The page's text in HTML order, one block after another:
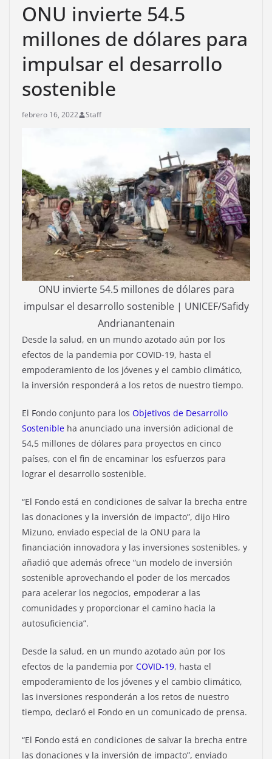
ONU invierte 54.5
millones de dólares para
impulsar el desarrollo
sostenible
febrero 16, 2022 Staff
ONU invierte 54.5 millones de dólares para
impulsar el desarrollo sostenible | UNICEF/Safidy
Andrianantenain
Desde la salud, en un mundo azotado aún por los
efectos de la pandemia por COVID-19, hasta el
empoderamiento de los jóvenes y el cambio climático,
la inversión responderá a los retos de nuestro tiempo.
El Fondo conjunto para los Objetivos de Desarrollo
Sostenible ha anunciado una inversión adicional de
54,5 millones de dólares para proyectos en cinco
países, con el fin de encaminar los esfuerzos para
lograr el desarrollo sostenible.
“El Fondo está en condiciones de salvar la brecha entre
las donaciones y la inversión de impacto”, dijo Hiro
Mizuno, enviado especial de la ONU para la
financiación innovadora y las inversiones sostenibles, y
añadió que además ofrece “un modelo de inversión
sostenible aprovechando el poder de los mercados
para acelerar los negocios, empoderar a las
comunidades y proporcionar el camino hacia la
autosuficiencia”.
Desde la salud, en un mundo azotado aún por los
efectos de la pandemia por COVID-19, hasta el
empoderamiento de los jóvenes y el cambio climático,
las inversiones responderán a los retos de nuestro
tiempo, declaró el Fondo en un comunicado de prensa.
“El Fondo está en condiciones de salvar la brecha entre
las donaciones y la inversión de impacto”, enviado